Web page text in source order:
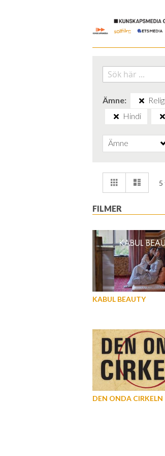
Content
Ämne
Hindi
Ämne
Visa
som
Rutnät 5
FILMER
KABUL BEAUTY
DEN ONDA CIRKELN